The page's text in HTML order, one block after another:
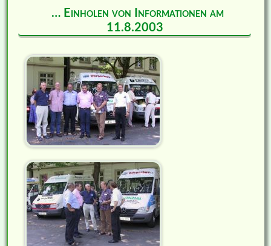
… Einholen von Informationen am
11.8.2003